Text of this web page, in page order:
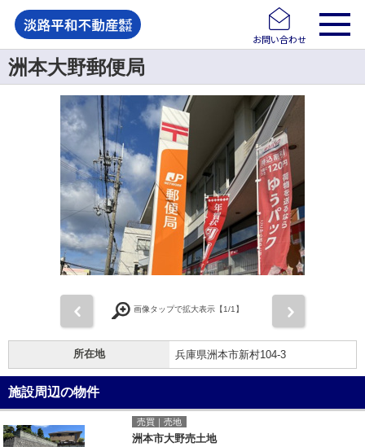
お問い合わせ
洲本大野郵便局
画像タップで拡大表示【1/1】
所在地 兵庫県洲本市新村104-3
施設周辺の物件
売買｜売地
洲本市大野売土地